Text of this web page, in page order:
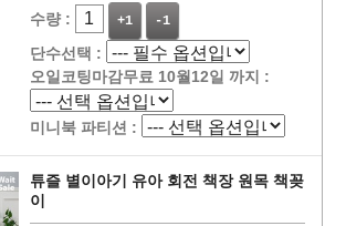
수량 :
+1 -1
단수선택 :
오일코팅마감무료 10월12일 까지 :
미니북 파티션 :
튜즐 별이아기 유아 회전 책장 원목 책꽂
이